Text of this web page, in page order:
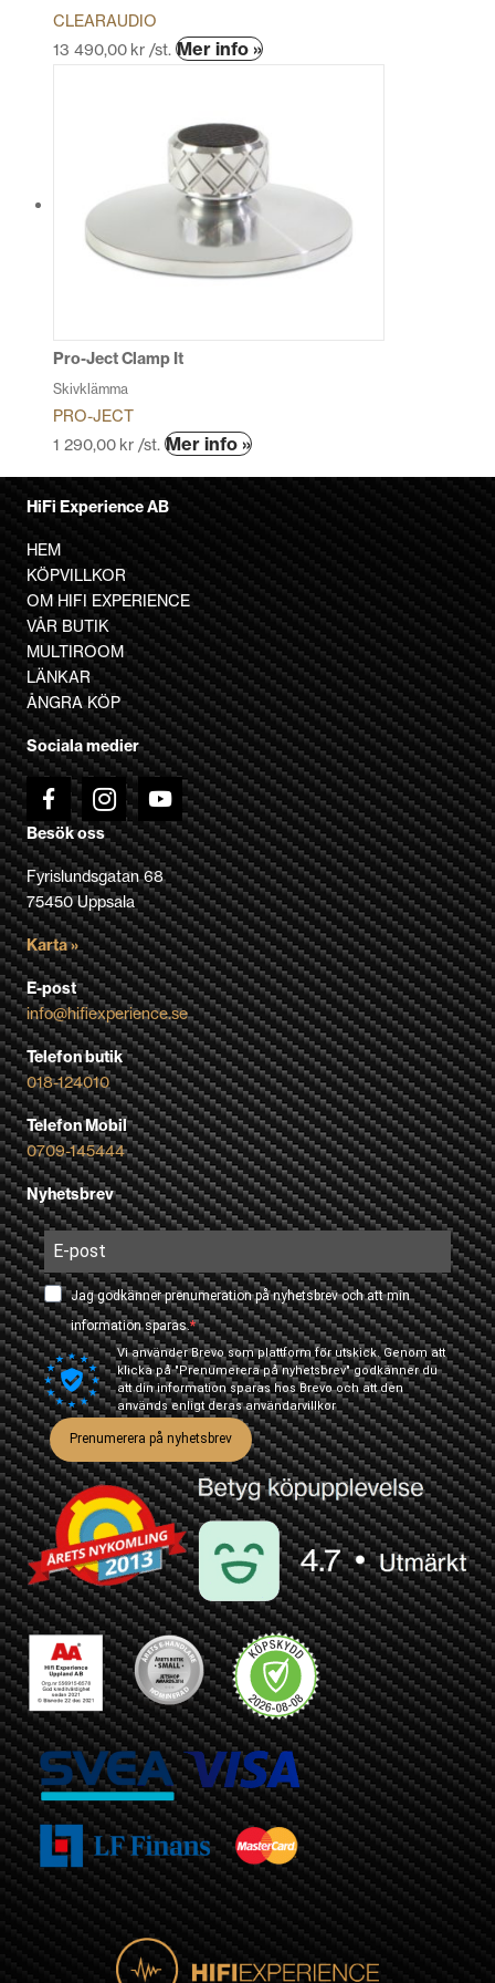
CLEARAUDIO
13 490,00 kr /st. Mer info »
Pro-Ject Clamp It
Skivklämma
PRO-JECT
1 290,00 kr /st. Mer info »
HiFi Experience AB
HEM
KÖPVILLKOR
OM HIFI EXPERIENCE
VÅR BUTIK
MULTIROOM
LÄNKAR
ÅNGRA KÖP
Sociala medier
Besök oss
Fyrislundsgatan 68
75450 Uppsala
Karta »
E-post
info@hifiexperience.se
Telefon butik
018-124010
Telefon Mobil
0709-145444
Nyhetsbrev
Jag godkänner prenumeration på nyhetsbrev och att min
information sparas.
Vi använder Brevo som plattform för utskick. Genom att
klicka på "Prenumerera på nyhetsbrev" godkänner du
att din information sparas hos Brevo och att den
används enligt derasanvändarvillkor
Prenumerera på nyhetsbrev